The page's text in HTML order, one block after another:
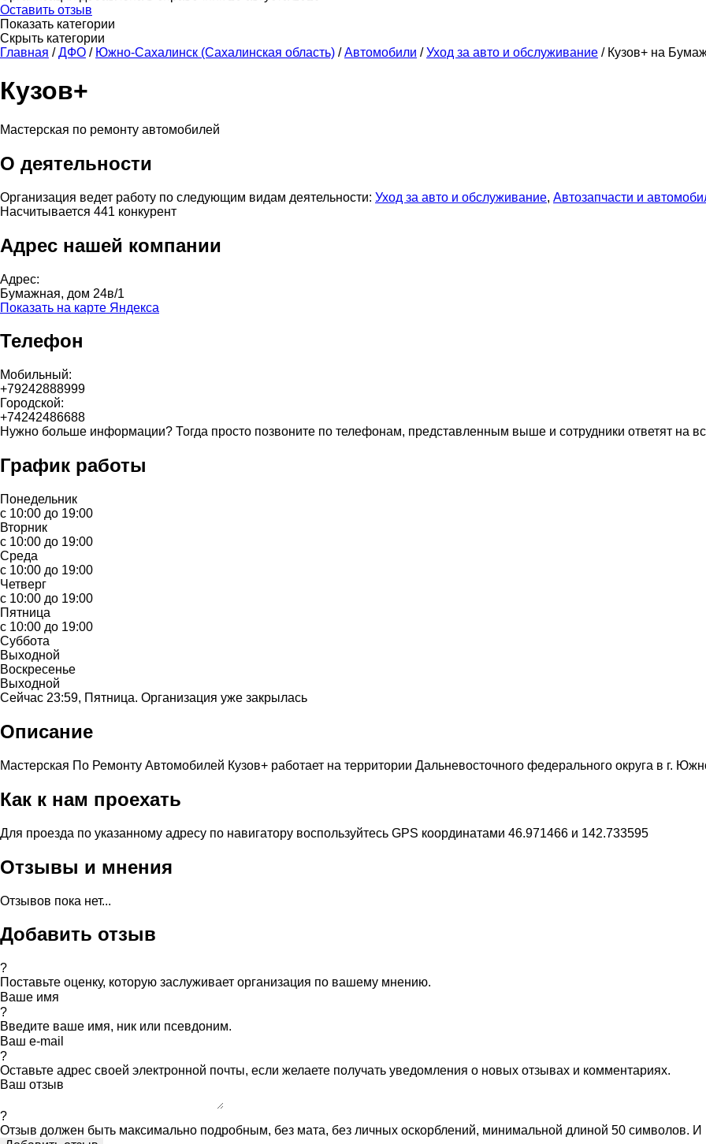
Оставить отзыв
Показать категории
Скрыть категории
Главная / ДФО / Южно-Сахалинск (Сахалинская область) / Автомобили / Уход за авто и обслуживание / Кузов+ на
Кузов+
Мастерская по ремонту автомобилей
О деятельности
Организация ведет работу по следующим видам деятельности: Уход за авто и обслуживание, Автозапчасти и
Насчитывается 441 конкурент
Адрес нашей компании
Адрес:
Бумажная, дом 24в/1
Показать на карте Яндекса
Телефон
Мобильный:
+79242888999
Городской:
+74242486688
Нужно больше информации? Тогда просто позвоните по телефонам, представленным выше и сотрудники ответят на
График работы
Понедельник
с 10:00 до 19:00
Вторник
с 10:00 до 19:00
Среда
с 10:00 до 19:00
Четверг
с 10:00 до 19:00
Пятница
с 10:00 до 19:00
Суббота
Выходной
Воскресенье
Выходной
Сейчас 23:59, Пятница. Организация уже закрылась
Описание
Мастерская По Ремонту Автомобилей Кузов+ работает на территории Дальневосточного федерального округа в г.
Как к нам проехать
Для проезда по указанному адресу по навигатору воспользуйтесь GPS координатами 46.971466 и 142.733595
Отзывы и мнения
Отзывов пока нет...
Добавить отзыв
?
Поставьте оценку, которую заслуживает организация по вашему мнению.
Ваше имя
?
Введите ваше имя, ник или псевдоним.
Ваш e-mail
?
Оставьте адрес своей электронной почты, если желаете получать уведомления о новых отзывах и комментариях.
Ваш отзыв
?
Отзыв должен быть максимально подробным, без мата, без личных оскорблений, минимальной длиной 50 символов.